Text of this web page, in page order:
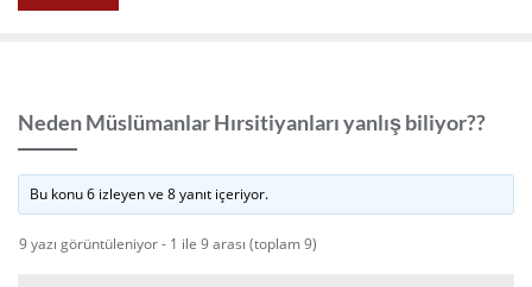
Neden Müslümanlar Hırsitiyanları yanlış biliyor??
Bu konu 6 izleyen ve 8 yanıt içeriyor.
9 yazı görüntüleniyor - 1 ile 9 arası (toplam 9)